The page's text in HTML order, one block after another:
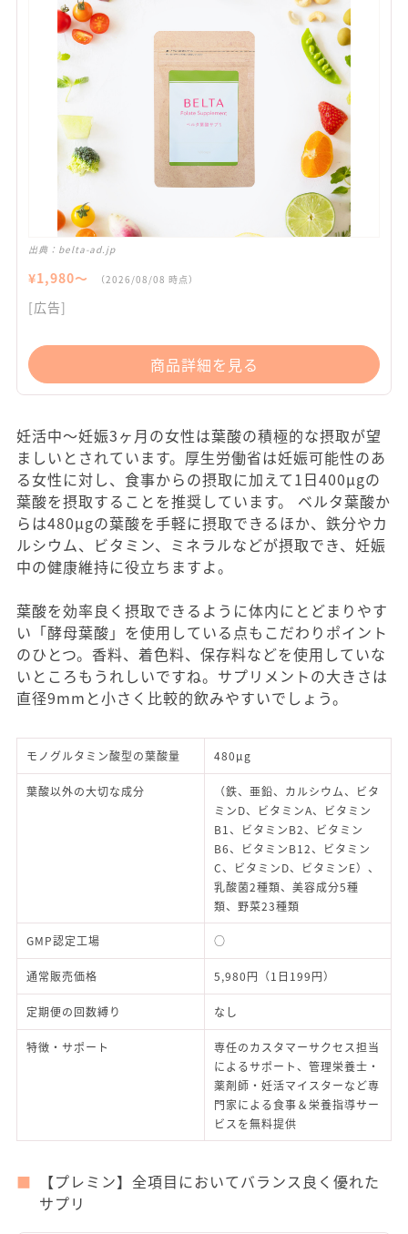
出典： belta-ad.jp
¥1,980〜 （2026/08/08 時点）
[広告]
商品詳細を見る
妊活中～妊娠3ヶ月の女性は葉酸の積極的な摂取が望
ましいとされています。厚生労働省は妊娠可能性のあ
る女性に対し、食事からの摂取に加えて1日400μgの
葉酸を摂取することを推奨しています。 ベルタ葉酸か
らは480μgの葉酸を手軽に摂取できるほか、鉄分やカ
ルシウム、ビタミン、ミネラルなどが摂取でき、妊娠
中の健康維持に役立ちますよ。
葉酸を効率良く摂取できるように体内にとどまりやす
い「酵母葉酸」を使用している点もこだわりポイント
のひとつ。香料、着色料、保存料などを使用していな
いところもうれしいですね。サプリメントの大きさは
直径9mmと小さく比較的飲みやすいでしょう。
モノグルタミン酸型の葉酸量 480μg
葉酸以外の大切な成分
（鉄、亜鉛、カルシウム、ビタ
ミンD、ビタミンA、ビタミン
B1、ビタミンB2、ビタミン
B6、ビタミンB12、ビタミン
C、ビタミンD、ビタミンE）、
乳酸菌2種類、美容成分5種
類、野菜23種類
GMP認定工場 ○
通常販売価格 5,980円（1日199円）
定期便の回数縛り なし
特徴・サポート
専任のカスタマーサクセス担当
によるサポート、管理栄養士・
薬剤師・妊活マイスターなど専
門家による食事＆栄養指導サー
ビスを無料提供
【プレミン】全項目においてバランス良く優れた
サプリ